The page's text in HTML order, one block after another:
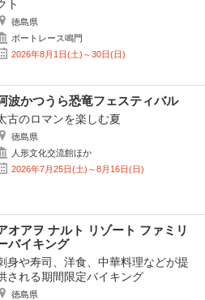
ト
徳島県
ボートレース鳴門
2026年8月1日(土)～30日(日)
波かつうら恐竜フェスティバル
古のロマンを楽しむ夏
徳島県
人形文化交流館ほか
2026年7月25日(土)～8月16日(日)
オアヲ ナルト リゾート ファミリ
バイキング
身や寿司、洋食、中華料理などが提
される期間限定バイキング
徳島県